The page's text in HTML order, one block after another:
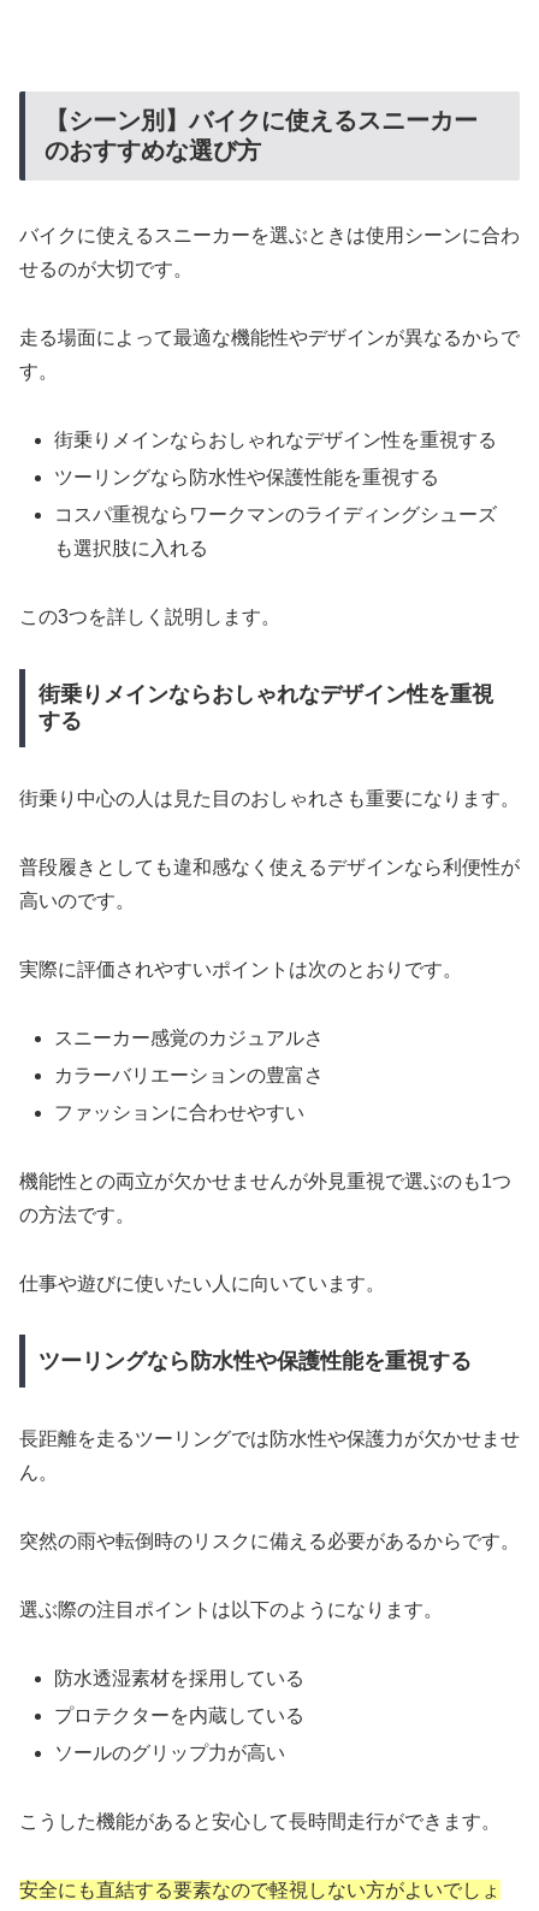
【シーン別】バイクに使えるスニーカー
のおすすめな選び方
バイクに使えるスニーカーを選ぶときは使用シーンに合わ
せるのが大切です。
走る場面によって最適な機能性やデザインが異なるからで
す。
街乗りメインならおしゃれなデザイン性を重視する
ツーリングなら防水性や保護性能を重視する
コスパ重視ならワークマンのライディングシューズ
も選択肢に入れる
この3つを詳しく説明します。
街乗りメインならおしゃれなデザイン性を重視
する
街乗り中心の人は見た目のおしゃれさも重要になります。
普段履きとしても違和感なく使えるデザインなら利便性が
高いのです。
実際に評価されやすいポイントは次のとおりです。
スニーカー感覚のカジュアルさ
カラーバリエーションの豊富さ
ファッションに合わせやすい
機能性との両立が欠かせませんが外見重視で選ぶのも1つ
の方法です。
仕事や遊びに使いたい人に向いています。
ツーリングなら防水性や保護性能を重視する
長距離を走るツーリングでは防水性や保護力が欠かせませ
ん。
突然の雨や転倒時のリスクに備える必要があるからです。
選ぶ際の注目ポイントは以下のようになります。
防水透湿素材を採用している
プロテクターを内蔵している
ソールのグリップ力が高い
こうした機能があると安心して長時間走行ができます。
安全にも直結する要素なので軽視しない方がよいでしょ